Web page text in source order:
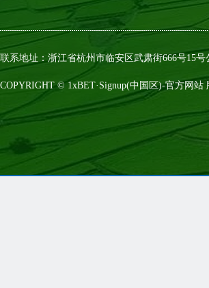
联系地址：浙江省杭州市临安区武肃街666号15号
COPYRIGHT © 1xBET·Signup(中国区)-官方网